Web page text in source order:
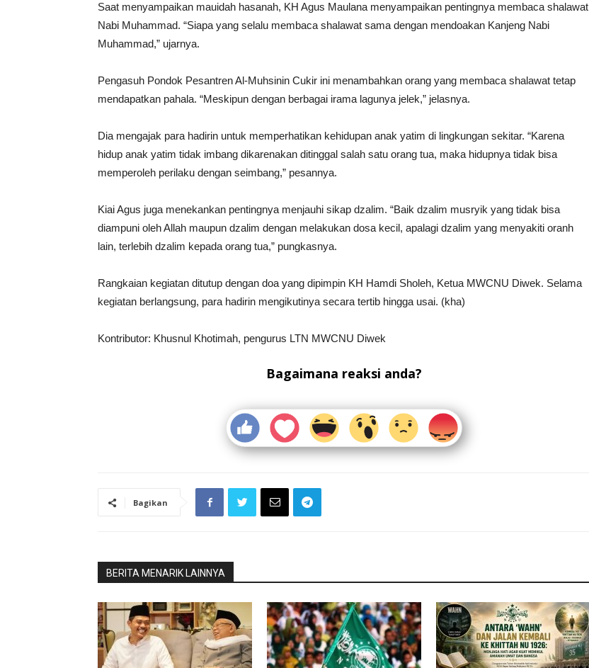
Saat menyampaikan mauidah hasanah, KH Agus Maulana menyampaikan pentingnya membaca shalawat
Nabi Muhammad. “Siapa yang selalu membaca shalawat sama dengan mendoakan Kanjeng Nabi
Muhammad,” ujarnya.
Pengasuh Pondok Pesantren Al-Muhsinin Cukir ini menambahkan orang yang membaca shalawat tetap
mendapatkan pahala. “Meskipun dengan berbagai irama lagunya jelek,” jelasnya.
Dia mengajak para hadirin untuk memperhatikan kehidupan anak yatim di lingkungan sekitar. “Karena
hidup anak yatim tidak imbang dikarenakan ditinggal salah satu orang tua, maka hidupnya tidak bisa
memperoleh perilaku dengan seimbang,” pesannya.
Kiai Agus juga menekankan pentingnya menjauhi sikap dzalim. “Baik dzalim musryik yang tidak bisa
diampuni oleh Allah maupun dzalim dengan melakukan dosa kecil, apalagi dzalim yang menyakiti oranh
lain, terlebih dzalim kepada orang tua,” pungkasnya.
Rangkaian kegiatan ditutup dengan doa yang dipimpin KH Hamdi Sholeh, Ketua MWCNU Diwek. Selama
kegiatan berlangsung, para hadirin mengikutinya secara tertib hingga usai. (kha)
Kontributor: Khusnul Khotimah, pengurus LTN MWCNU Diwek
Bagaimana reaksi anda?
Bagikan
BERITA MENARIK LAINNYA